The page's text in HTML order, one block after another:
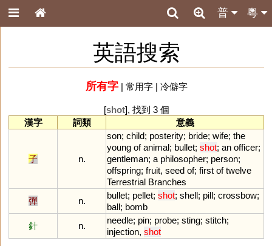
粵
普
英語搜索
所有字| 常用字| 冷僻字
[shot], 找到 3 個
漢字
詞類 意義
子 n.
son; child; posterity; bride; wife; the
young of animal; bullet; shot; an officer;
gentleman; a philosopher; person;
offspring; fruit, seed of; first of twelve
Terrestrial Branches
彈
n.
bullet; pellet; shot; shell; pill; crossbow;
ball; bomb
針
n.
needle; pin; probe; sting; stitch;
injection, shot